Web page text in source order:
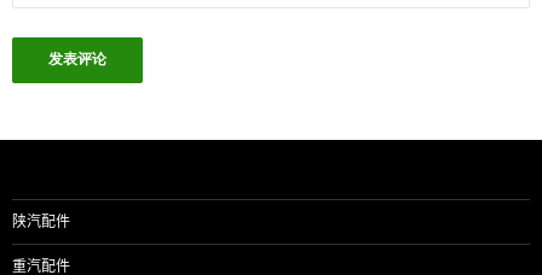
陕汽配件
重汽配件